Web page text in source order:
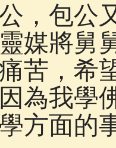
，包公
媒將舅
苦，希
為我學
方面的